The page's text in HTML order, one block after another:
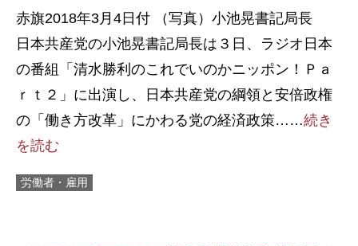
赤旗2018年3月4日付 （写真）小池晃書記局長
日本共産党の小池晃書記局長は３日、ラジオ日本
の番組「清水勝利のこれでいのかニッポン！Ｐａ
ｒｔ２」に出演し、日本共産党の綱領と安倍政権
の「働き方改革」にかわる党の経済政策……続き
を読む
労働者・雇用